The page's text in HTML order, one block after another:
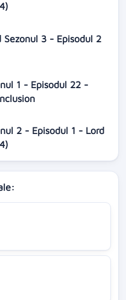
3 - Episodul 2
1 - Episodul 22 -
2 - Episodul 1 - Lord